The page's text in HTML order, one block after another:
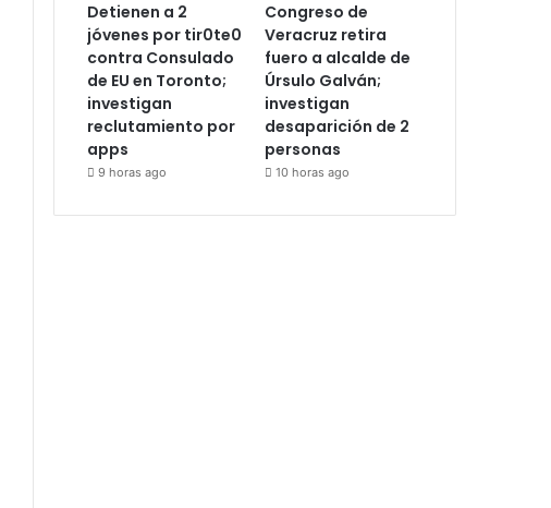
Detienen a 2
jóvenes por tir0te0
contra Consulado
de EU en Toronto;
investigan
reclutamiento por
apps
9 horas ago
Congreso de
Veracruz retira
fuero a alcalde de
Úrsulo Galván;
investigan
desaparición de 2
personas
10 horas ago